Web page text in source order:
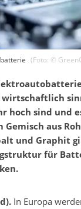
(Foto: ©
hoch sind und
Gemisch aus
und Graphit
für
In Europa